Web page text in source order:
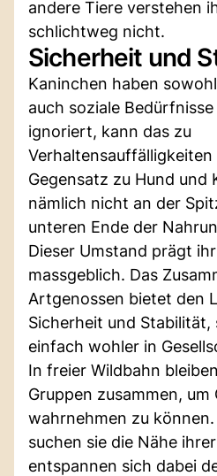
andere Tiere verstehen
schlichtweg nicht.
Sicherheit und
Kaninchen haben
auch soziale
ignoriert, kann das zu
Verhaltensauffälligkeiten
Gegensatz zu Hund und
nämlich nicht an der
unteren Ende der
Dieser Umstand prägt
massgeblich. Das
Artgenossen bietet den
Sicherheit und Stabilität,
einfach wohler in
In freier Wildbahn
Gruppen zusammen, um
wahrnehmen zu
suchen sie die Nähe
entspannen sich dabei